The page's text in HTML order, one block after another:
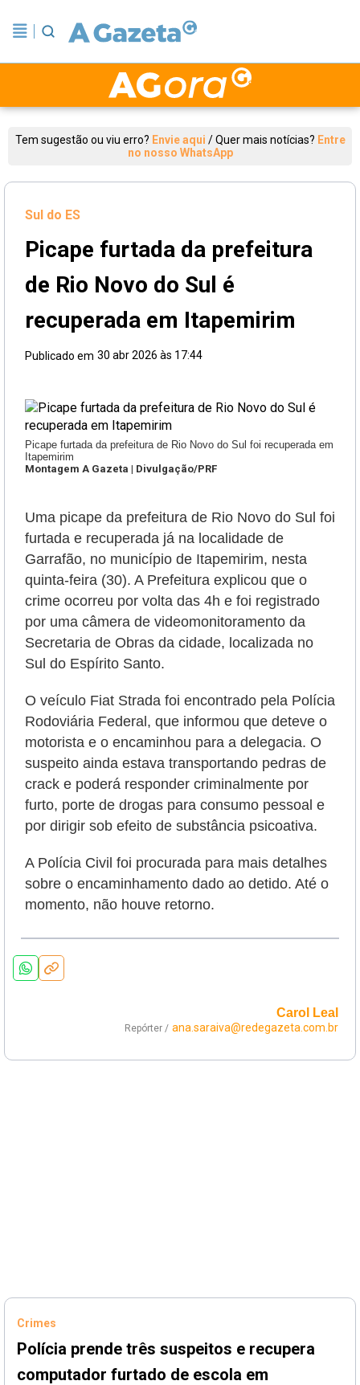
Tem sugestão ou viu erro? Envie aqui /Quer mais notícias? Entre
no nosso WhatsApp
Sul do ES
Picape furtada da prefeitura
de Rio Novo do Sul é
recuperada em Itapemirim
Publicado em 30 abr 2026 às 17:44
Picape furtada da prefeitura de Rio Novo do Sul foi recuperada em
Itapemirim
Montagem A Gazeta | Divulgação/PRF
Uma picape da prefeitura de Rio Novo do Sul foi
furtada e recuperada já na localidade de
Garrafão, no município de Itapemirim, nesta
quinta-feira (30). A Prefeitura explicou que o
crime ocorreu por volta das 4h e foi registrado
por uma câmera de videomonitoramento da
Secretaria de Obras da cidade, localizada no
Sul do Espírito Santo.
O veículo Fiat Strada foi encontrado pela Polícia
Rodoviária Federal, que informou que deteve o
motorista e o encaminhou para a delegacia. O
suspeito ainda estava transportando pedras de
crack e poderá responder criminalmente por
furto, porte de drogas para consumo pessoal e
por dirigir sob efeito de substância psicoativa.
A Polícia Civil foi procurada para mais detalhes
sobre o encaminhamento dado ao detido. Até o
momento, não houve retorno.
Carol Leal
Repórter / ana.saraiva@redegazeta.com.br
Crimes
Polícia prende três suspeitos e recupera
computador furtado de escola em